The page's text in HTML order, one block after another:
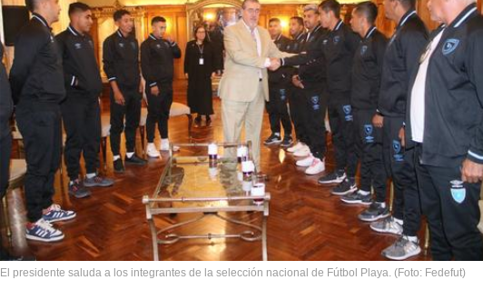
El presidente saluda a los integrantes de la selección nacional de Fútbol Playa. (Foto: Fedefut)